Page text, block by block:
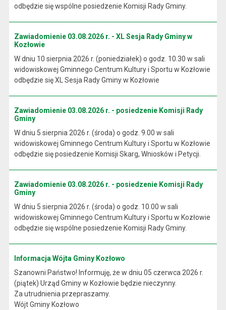
odbędzie się wspólne posiedzenie Komisji Rady Gminy.
Zawiadomienie 03.08.2026 r. - XL Sesja Rady Gminy w
Kozłowie
W dniu 10 sierpnia 2026 r. (poniedziałek) o godz. 10.30 w sali
widowiskowej Gminnego Centrum Kultury i Sportu w Kozłowie
odbędzie się XL Sesja Rady Gminy w Kozłowie
Zawiadomienie 03.08.2026 r. - posiedzenie Komisji Rady
Gminy
W dniu 5 sierpnia 2026 r. (środa) o godz. 9.00 w sali
widowiskowej Gminnego Centrum Kultury i Sportu w Kozłowie
odbędzie się posiedzenie Komisji Skarg, Wniosków i Petycji.
Zawiadomienie 03.08.2026 r. - posiedzenie Komisji Rady
Gminy
W dniu 5 sierpnia 2026 r. (środa) o godz. 10.00 w sali
widowiskowej Gminnego Centrum Kultury i Sportu w Kozłowie
odbędzie się wspólne posiedzenie Komisji Rady Gminy.
Informacja Wójta Gminy Kozłowo
Szanowni Państwo! Informuję, że w dniu 05 czerwca 2026 r.
(piątek) Urząd Gminy w Kozłowie będzie nieczynny.
Za utrudnienia przepraszamy.
Wójt Gminy Kozłowo